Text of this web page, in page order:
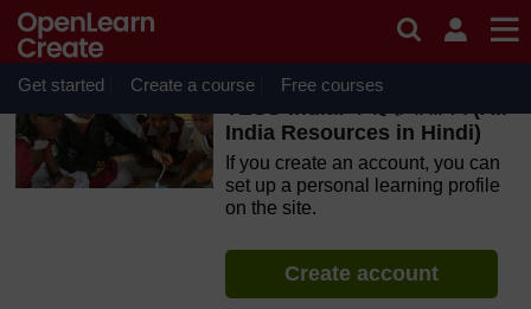
Skip to main content
OpenLearn Create will be unavailable on Wednesday 12
August 2026 from 8am to 10.30am (GMT) due to routine
maintenance.
Get started Create a course Free courses
TESS-India: के हिंदी संसाधन (All
India Resources in Hindi)
If you create an account, you can
set up a personal learning profile
on the site.
Create account